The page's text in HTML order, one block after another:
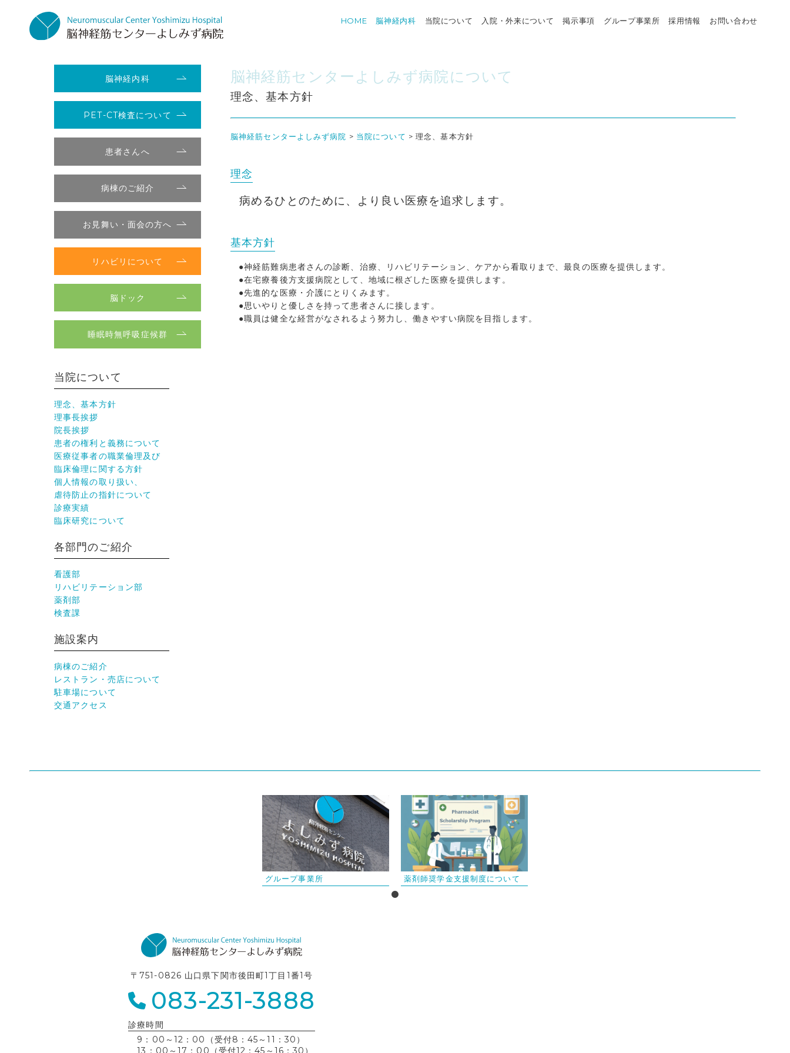
HOME 脳神経内科 当院について 入院・外来について 掲示事項 グループ事業所 採用情報 お問い合わせ
脳神経内科
PET-CT検査について
患者さんへ
病棟のご紹介
お見舞い・面会の方へ
リハビリについて
脳ドック
睡眠時無呼吸症候群
当院について
理念、基本方針
理事長挨拶
院長挨拶
患者の権利と義務について
医療従事者の職業倫理及び
臨床倫理に関する方針
個人情報の取り扱い、
虐待防止の指針について
診療実績
臨床研究について
各部門のご紹介
看護部
リハビリテーション部
薬剤部
検査課
施設案内
病棟のご紹介
レストラン・売店について
駐車場について
交通アクセス
脳神経筋センターよしみず病院について
理念、基本方針
脳神経筋センターよしみず病院 > 当院について >理念、基本方針
理念
病めるひとのために、より良い医療を追求します。
基本方針
●神経筋難病患者さんの診断、治療、リハビリテーション、ケアから看取りまで、最良の医療を提供します。
●在宅療養後方支援病院として、地域に根ざした医療を提供します。
●先進的な医療・介護にとりくみます。
●思いやりと優しさを持って患者さんに接します。
●職員は健全な経営がなされるよう努力し、働きやすい病院を目指します。
グループ事業所 薬剤師奨学金支援制度について
〒751-0826 山口県下関市後田町1丁目1番1号
083-231-3888
診療時間
9：00～12：00（受付8：45～11：30）
13：00～17：00（受付12：45～16：30）